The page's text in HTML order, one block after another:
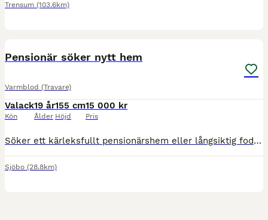
Trensum (103.6km)
Pensionär söker nytt hem
Varmblod (Travare)
Valack
Kön
19 år
Ålder
155 cm
Höjd
15 000 kr
Pris
Söker ett kärleksfullt pensionärshem eller långsiktig fodervärd till min häst. ❤️ 19-årig varmblodig travvalack söker ett lugnt och omtänksamt hem där han kan få njuta av sin pension. Han är lugn oc
Sjöbo (28.8km)